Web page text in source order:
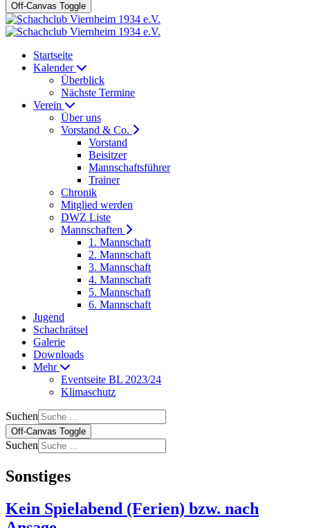
Off-Canvas Toggle
Startseite
Kalender
Überblick
Nächste Termine
Verein
Über uns
Vorstand & Co.
Vorstand
Beisitzer
Mannschaftsführer
Trainer
Chronik
Mitglied werden
DWZ Liste
Mannschaften
1. Mannschaft
2. Mannschaft
3. Mannschaft
4. Mannschaft
5. Mannschaft
6. Mannschaft
Jugend
Schachrätsel
Galerie
Downloads
Mehr
Eventseite BL 2023/24
Klimaschutz
Suchen
Off-Canvas Toggle
Suchen
Sonstiges
Kein Spielabend (Ferien) bzw. nach